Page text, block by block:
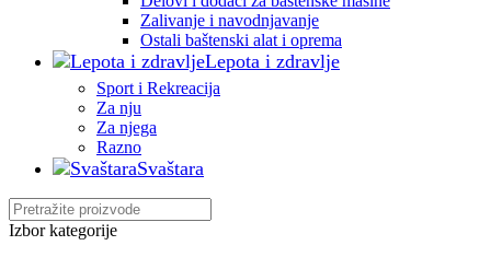
Zalivanje i navodnjavanje
Ostali baštenski alat i oprema
Lepota i zdravlje
Sport i Rekreacija
Za nju
Za njega
Razno
Svaštara
Izbor kategorije